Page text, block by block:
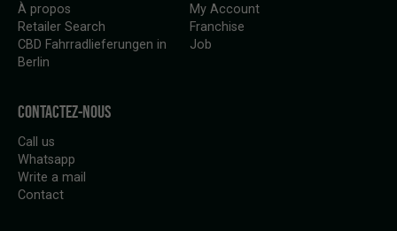
À propos
Retailer Search
CBD Fahrradlieferungen in
Berlin
My Account
Franchise
Job
CONTACTEZ-NOUS
Call us
Whatsapp
Write a mail
Contact